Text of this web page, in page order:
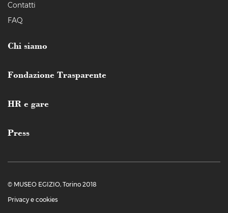
Contatti
FAQ
Chi siamo
Fondazione Trasparente
HR e gare
Press
© MUSEO EGIZIO, Torino 2018
Privacy e cookies